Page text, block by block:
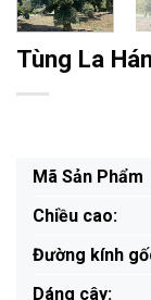
Tùng La
Mã Sản Phẩm
Chiều cao:
Đường kính
Dáng cây: